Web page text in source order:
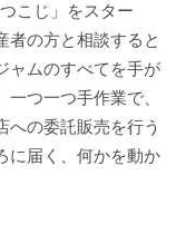
こじ」をスター
者の方と相談すると
ャムのすべてを手が
つ一つ手作業で、
への委託販売を行う
に届く、何かを動か